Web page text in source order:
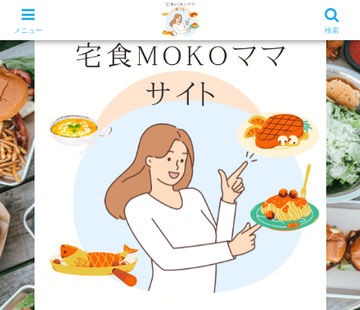
宅食弁当のお役立ち情報を紹介します！！
メニュー 検索